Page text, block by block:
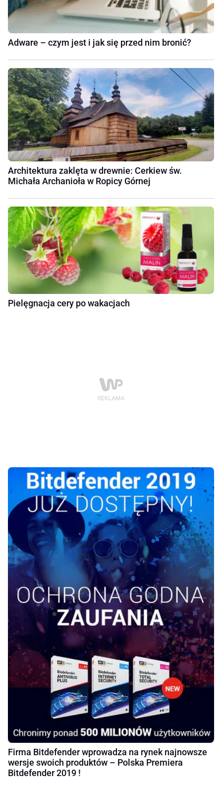
Adware – czym jest i jak się przed nim bronić?
Architektura zaklęta w drewnie: Cerkiew św.
Michała Archanioła w Ropicy Górnej
Pielęgnacja cery po wakacjach
Firma Bitdefender wprowadza na rynek najnowsze
wersje swoich produktów – Polska Premiera
Bitdefender 2019 !